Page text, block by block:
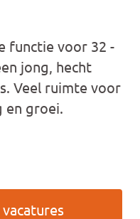
functie voor 32 -
jong, hecht
Veel ruimte voor
en groei.